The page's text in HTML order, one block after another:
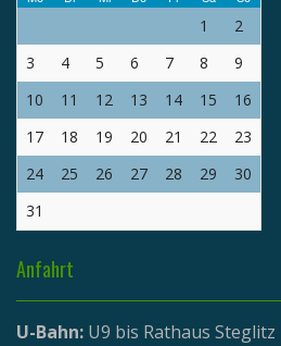
1
2
3
4 5 6 7 8
9
10
11 12 13 14 15
16
17
18 19 20 21 22
23
24
25 26 27 28 29
30
31
Anfahrt
U-Bahn: U9 bis Rathaus Steglitz